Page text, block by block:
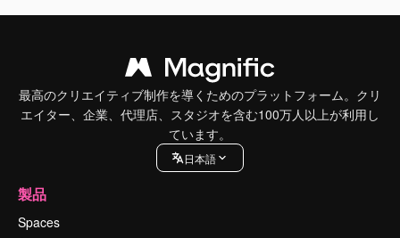
最高のクリエイティブ制作を導くためのプラットフォーム。クリ
エイター、企業、代理店、スタジオを含む100万人以上が利用し
ています。
日本語
製品
Spaces